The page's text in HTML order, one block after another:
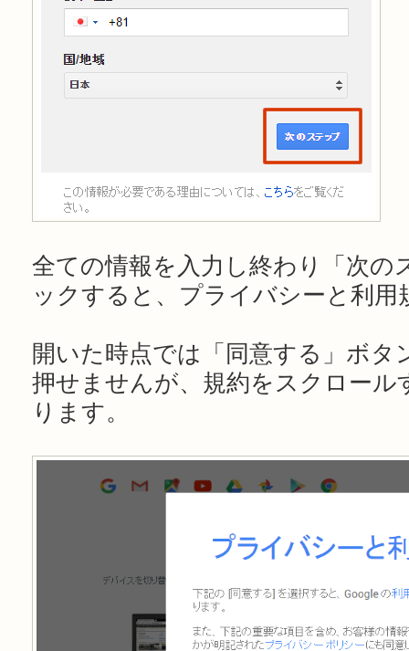
全ての情報を入力し終わり「次の
ックすると、プライバシーと利用
開いた時点では「同意する」ボ
押せませんが、規約をスクロー
ります。